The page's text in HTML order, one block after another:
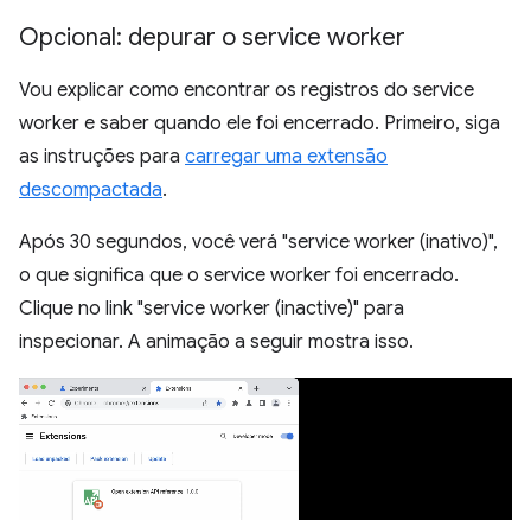
Opcional: depurar o service worker
Vou explicar como encontrar os registros do service
worker e saber quando ele foi encerrado. Primeiro, siga
as instruções para carregar uma extensão
descompactada.
Após 30 segundos, você verá "service worker (inativo)",
o que significa que o service worker foi encerrado.
Clique no link "service worker (inactive)" para
inspecionar. A animação a seguir mostra isso.